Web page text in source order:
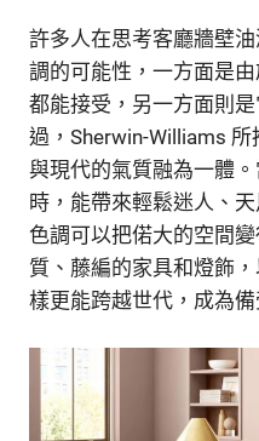
許多人在思考客廳牆壁
調的可能性，一方面是
都能接受，另一方面則
過，Sherwin-Williams
與現代的氣質融為一體
時，能帶來輕鬆迷人、
色調可以把偌大的空間
質、藤編的家具和燈飾
樣更能跨越世代，成為